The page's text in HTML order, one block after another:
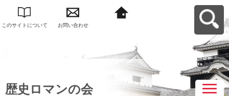
このサイトについて お問い合わせ
歴史ロマンの会